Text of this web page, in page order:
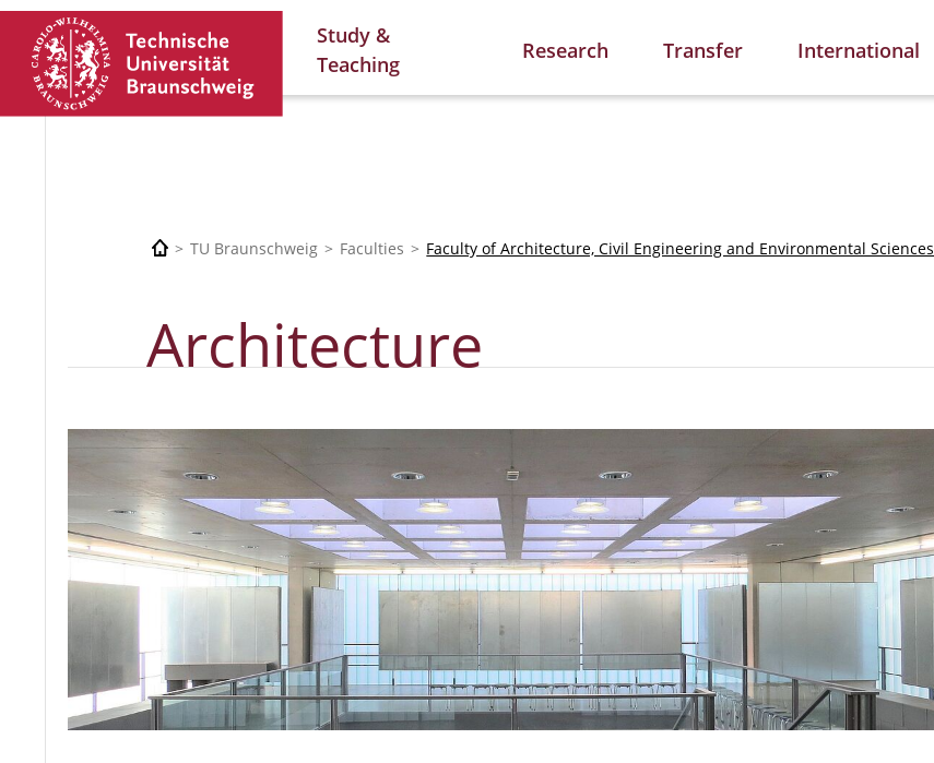
Study &
Teaching
Research Transfer International
TU Braunschweig Faculties Faculty of Architecture, Civil Engineering and Environmental Sciences
Architecture